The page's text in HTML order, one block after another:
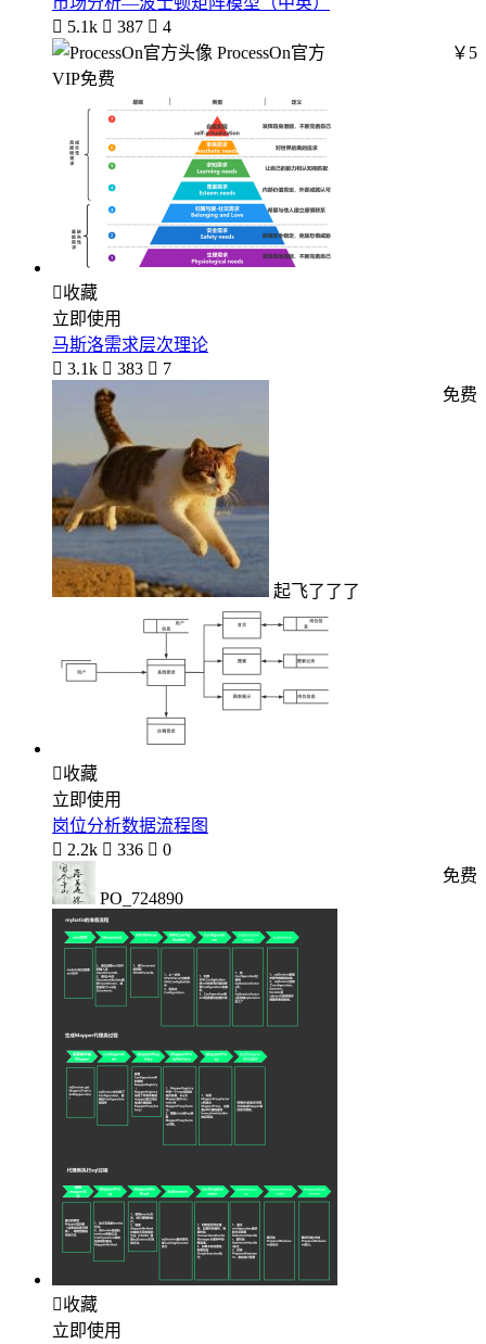
 5.1k  387  4
ProcessOn官方
￥5
VIP免费
收藏
立即使用
马斯洛需求层次理论
 3.1k  383  7
起飞了了了
免费
收藏
立即使用
岗位分析数据流程图
 2.2k  336  0
PO_724890
免费
收藏
立即使用